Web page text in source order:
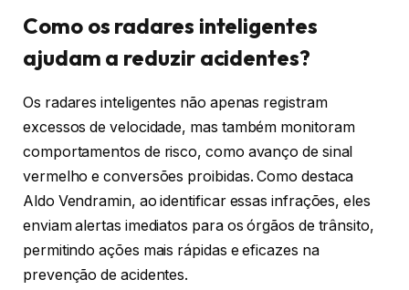
Como os radares inteligentes
ajudam a reduzir acidentes?
Os radares inteligentes não apenas registram
excessos de velocidade, mas também monitoram
comportamentos de risco, como avanço de sinal
vermelho e conversões proibidas. Como destaca
Aldo Vendramin, ao identificar essas infrações, eles
enviam alertas imediatos para os órgãos de trânsito,
permitindo ações mais rápidas e eficazes na
prevenção de acidentes.